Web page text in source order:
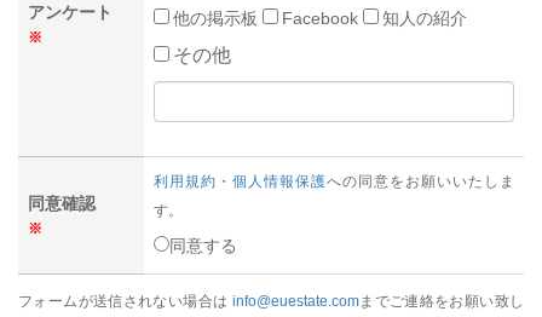
アンケート
※
他の掲示板
Facebook 知人の紹介
その他
同意確認
※
利用規約 ・ 個人情報保護への同意をお願いいたしま
す。
同意する
フォームが送信されない場合は info@euestate.comまでご連絡をお願い致し